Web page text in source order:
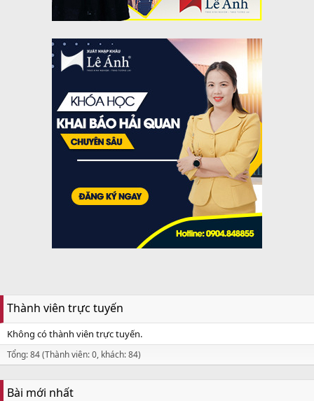
Thành viên trực tuyến
Không có thành viên trực tuyến.
Tổng: 84 (Thành viên: 0, khách: 84)
Bài mới nhất